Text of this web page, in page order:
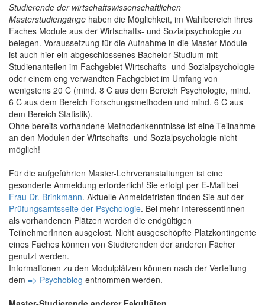
Studierende der wirtschaftswissenschaftlichen
Masterstudiengänge haben die Möglichkeit, im Wahlbereich ihres
Faches Module aus der Wirtschafts- und Sozialpsychologie zu
belegen. Voraussetzung für die Aufnahme in die Master-Module
ist auch hier ein abgeschlossenes Bachelor-Studium mit
Studienanteilen im Fachgebiet Wirtschafts- und Sozialpsychologie
oder einem eng verwandten Fachgebiet im Umfang von
wenigstens 20 C (mind. 8 C aus dem Bereich Psychologie, mind.
6 C aus dem Bereich Forschungsmethoden und mind. 6 C aus
dem Bereich Statistik).
Ohne bereits vorhandene Methodenkenntnisse ist eine Teilnahme
an den Modulen der Wirtschafts- und Sozialpsychologie nicht
möglich!
Für die aufgeführten Master-Lehrveranstaltungen ist eine
gesonderte Anmeldung erforderlich! Sie erfolgt per E-Mail bei
Frau Dr. Brinkmann. Aktuelle Anmeldefristen finden Sie auf der
Prüfungsamtsseite der Psychologie. Bei mehr InteressentInnen
als vorhandenen Plätzen werden die endgültigen
TeilnehmerInnen ausgelost. Nicht ausgeschöpfte Platzkontingente
eines Faches können von Studierenden der anderen Fächer
genutzt werden.
Informationen zu den Modulplätzen können nach der Verteilung
dem => Psychoblog entnommen werden.